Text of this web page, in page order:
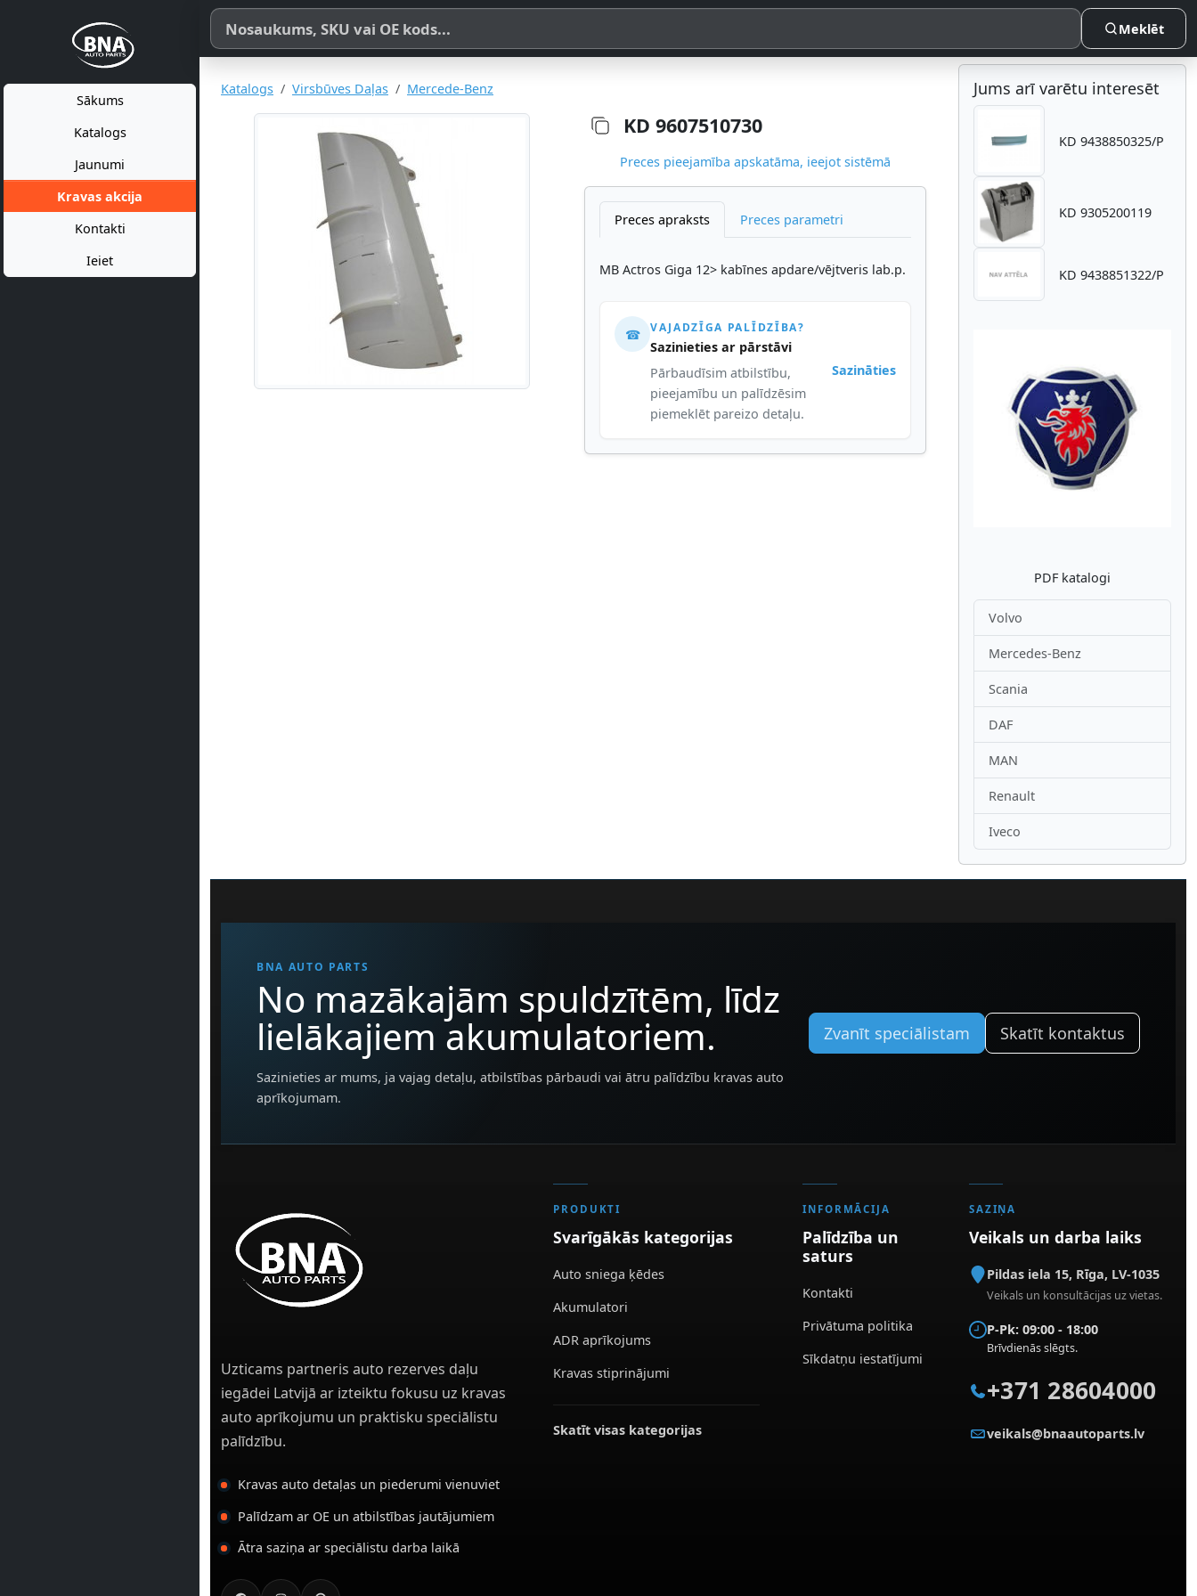
Sākums
Katalogs
Jaunumi
Kravas akcija
Kontakti
Ieiet
Meklēt pēc produkta nosaukuma, SKU vai OE koda
Meklēt
Katalogs Virsbūves Daļas Mercede-Benz
KD 9607510730
Preces pieejamība apskatāma, ieejot sistēmā
Preces apraksts Preces parametri
MB Actros Giga 12> kabīnes apdare/vējtveris lab.p.
☎ VAJADZĪGA PALĪDZĪBA?
Sazinieties ar pārstāvi
Pārbaudīsim atbilstību,
pieejamību un palīdzēsim
piemeklēt pareizo detaļu.
Sazināties
Jums arī varētu interesēt
KD 9438850325/P
KD 9305200119
KD 9438851322/P
Atpakaļ
PDF katalogi
Volvo
Mercedes-Benz
Scania
DAF
MAN
Renault
Iveco
BNA AUTO PARTS
No mazākajām spuldzītēm, līdz
lielākajiem akumulatoriem.
Sazinieties ar mums, ja vajag detaļu, atbilstības pārbaudi vai ātru palīdzību kravas auto
aprīkojumam.
Zvanīt speciālistam Skatīt kontaktus
Uzticams partneris auto rezerves daļu
iegādei Latvijā ar izteiktu fokusu uz kravas
auto aprīkojumu un praktisku speciālistu
palīdzību.
Kravas auto detaļas un piederumi vienuviet
Palīdzam ar OE un atbilstības jautājumiem
Ātra saziņa ar speciālistu darba laikā
PRODUKTI
Svarīgākās kategorijas
Auto sniega ķēdes
Akumulatori
ADR aprīkojums
Kravas stiprinājumi
Skatīt visas kategorijas
INFORMĀCIJA
Palīdzība un
saturs
Kontakti
Privātuma politika
Sīkdatņu iestatījumi
SAZIŅA
Veikals un darba laiks
Pildas iela 15, Rīga, LV-1035
Veikals un konsultācijas uz vietas.
P-Pk: 09:00 - 18:00
Brīvdienās slēgts.
+371 28604000
veikals@bnaautoparts.lv